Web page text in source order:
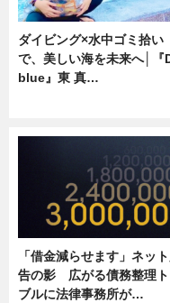
ダイビング×水中ゴミ拾い
で、美しい海を未来へ│『
blue』東 真…
「借金減らせます」ネッ
告の影 広がる債務整理ト
ブルに法律事務所が…